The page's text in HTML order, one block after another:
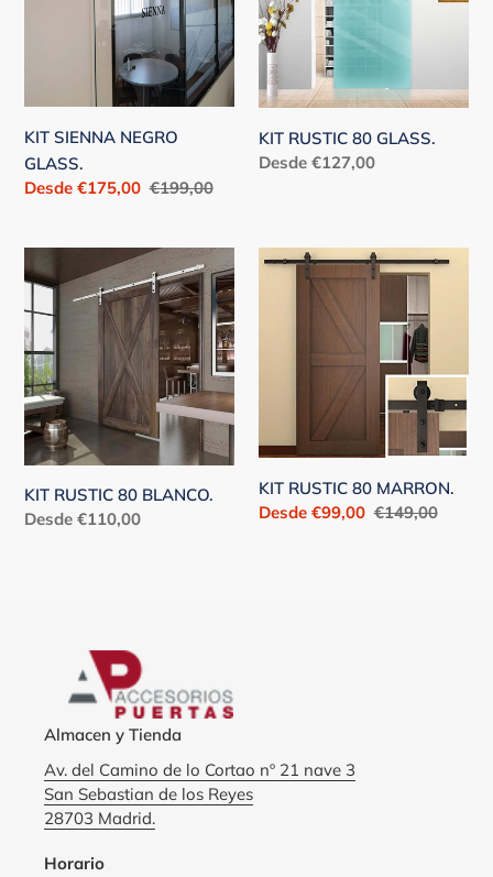
KIT SIENNA NEGRO
GLASS.
Precio
Desde €175,00 Precio
€199,00
KIT RUSTIC 80 GLASS.
Precio
Desde €127,00
RUSTIC
80
BLANCO.
KIT RUSTIC 80 BLANCO.
Precio
Desde €110,00
KIT
RUSTIC
MARRON.
KIT RUSTIC 80 MARRON.
Precio
Desde €99,00 Precio
€149,00
Almacen y Tienda
Av. del Camino de lo Cortao nº 21 nave 3
San Sebastian de los Reyes
28703 Madrid.
Horario